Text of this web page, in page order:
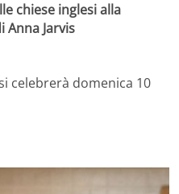
chiese inglesi alla
Jarvis
celebrerà domenica 10